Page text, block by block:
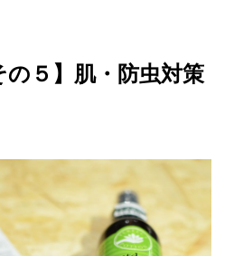
の５】肌・防虫対策